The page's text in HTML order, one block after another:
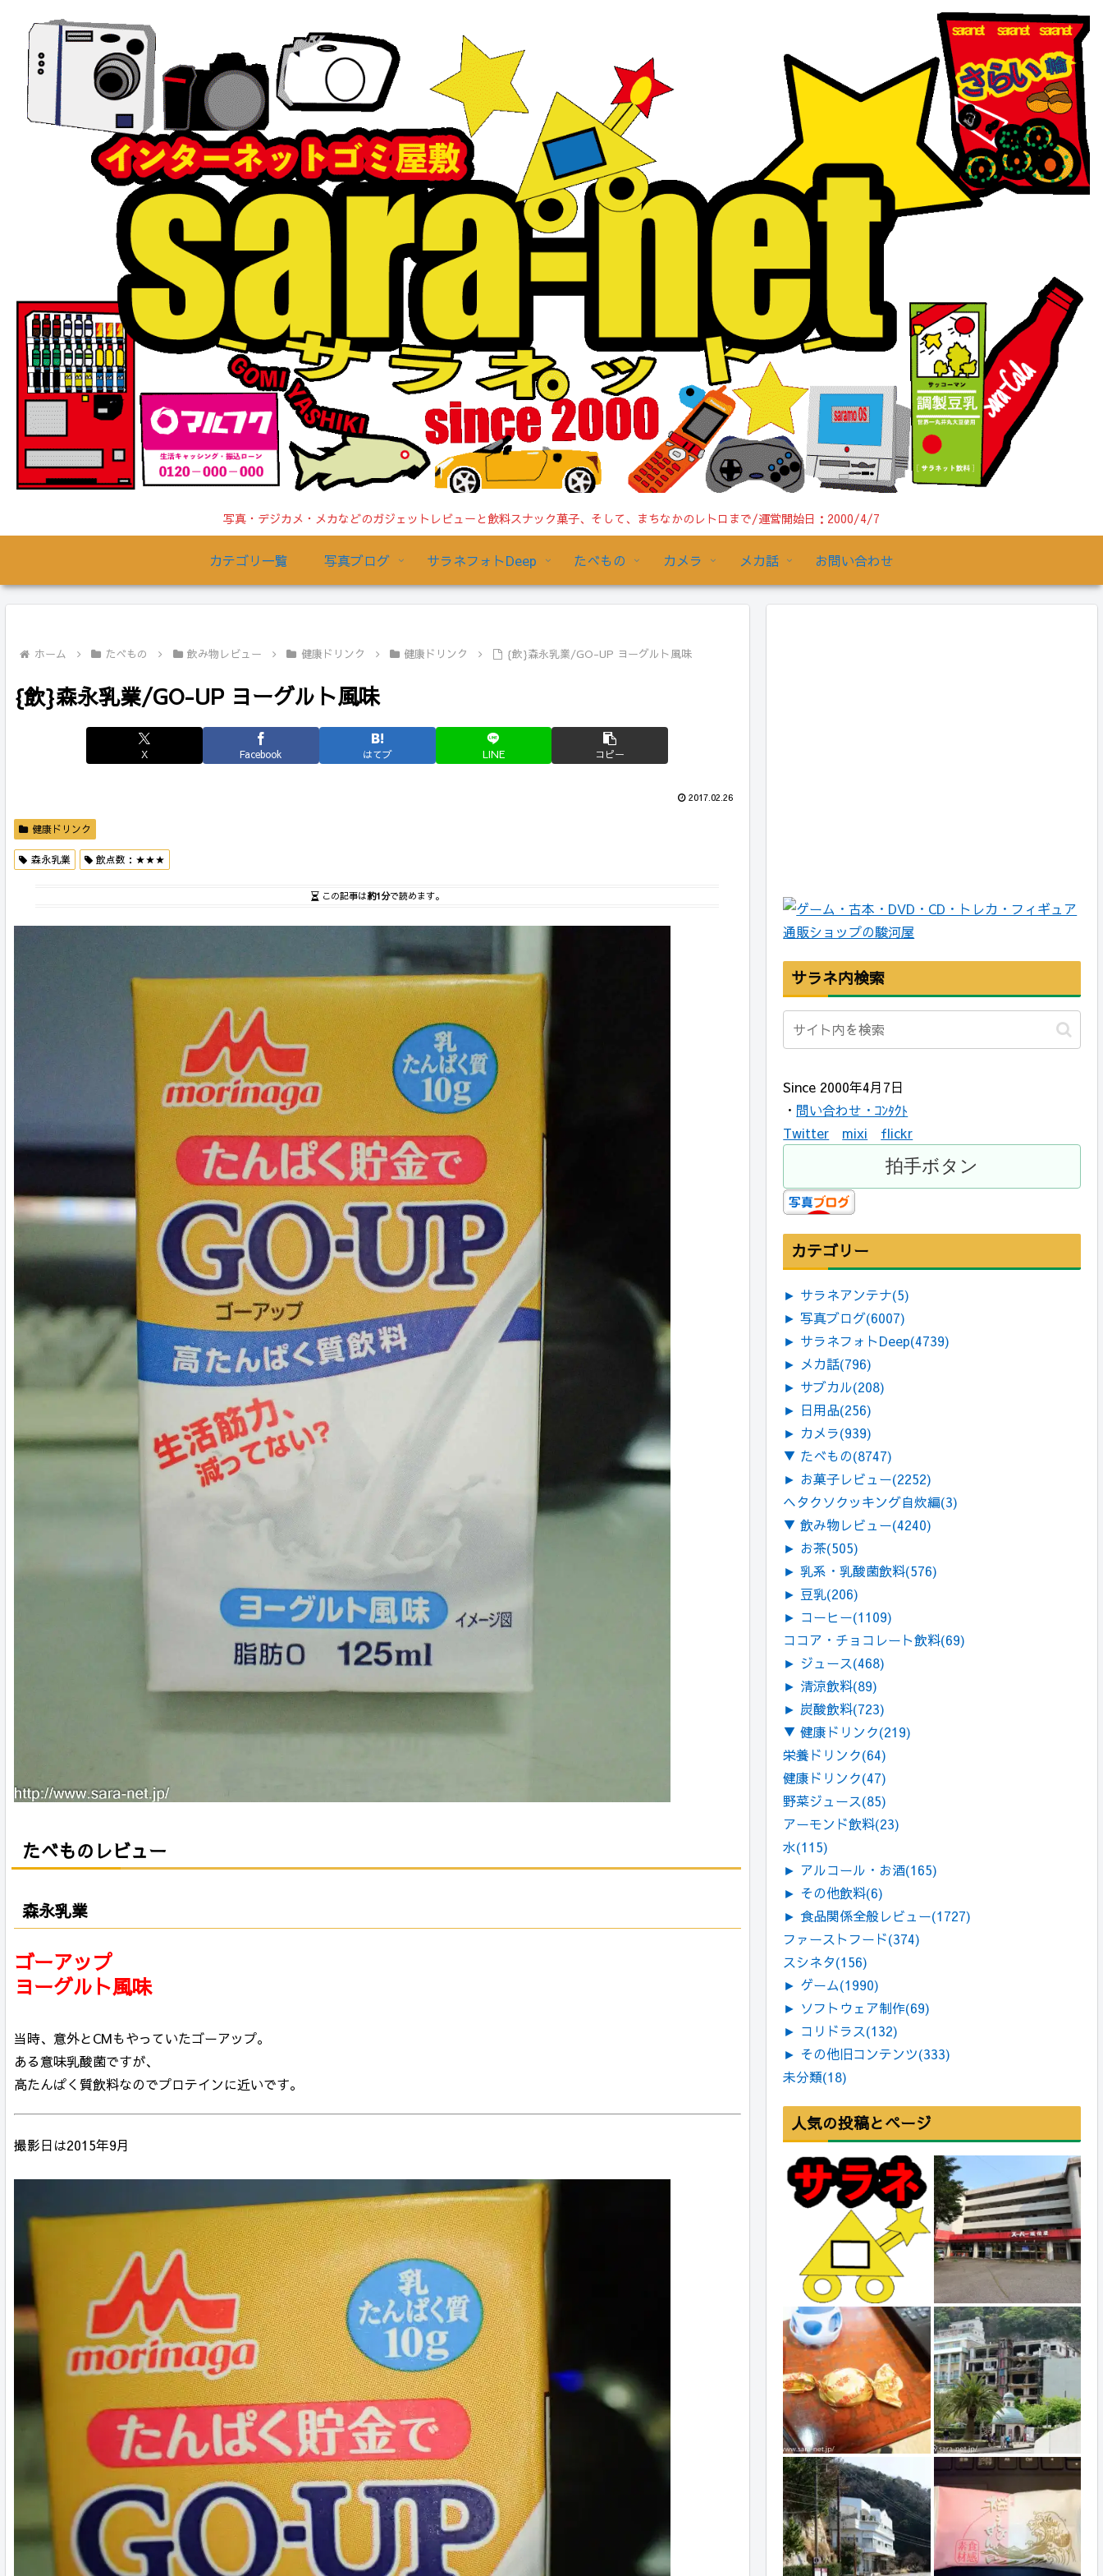
写真・デジカメ・メカなどのガジェットレビューと飲料スナック菓子、そして、まちなかのレトロまで/運営開始日：2000/4/7
カテゴリ一覧 写真ブログ サラネフォトDeep たべもの カメラ メカ話 お問い合わせ
ホーム たべもの 飲み物レビュー 健康ドリンク 健康ドリンク {飲}森永乳業/GO-UP ヨーグルト風味
{飲}森永乳業/GO-UP ヨーグルト風味
X Facebook はてブ LINE コピー
2017.02.26
健康ドリンク
森永乳業 飲点数：★★★
この記事は約1分で読めます。
たべものレビュー
森永乳業
ゴーアップ
ヨーグルト風味
当時、意外とCMもやっていたゴーアップ。
ある意味乳酸菌ですが、
高たんぱく質飲料なのでプロテインに近いです。
撮影日は2015年9月
サラネ内検索
Since 2000年4月7日
・ 問い合わせ・ｺﾝﾀｸﾄ
Twitter
mixi flickr
カテゴリー
► サラネアンテナ(5)
► 写真ブログ(6007)
► サラネフォトDeep(4739)
► メカ話(796)
► サブカル(208)
► 日用品(256)
► カメラ(939)
▼ たべもの(8747)
► お菓子レビュー(2252)
ヘタクソクッキング自炊編(3)
▼ 飲み物レビュー(4240)
► お茶(505)
► 乳系・乳酸菌飲料(576)
► 豆乳(206)
► コーヒー(1109)
ココア・チョコレート飲料(69)
► ジュース(468)
► 清涼飲料(89)
► 炭酸飲料(723)
▼ 健康ドリンク(219)
栄養ドリンク(64)
健康ドリンク(47)
野菜ジュース(85)
アーモンド飲料(23)
水(115)
► アルコール・お酒(165)
► その他飲料(6)
► 食品関係全般レビュー(1727)
ファーストフード(374)
スシネタ(156)
► ゲーム(1990)
► ソフトウェア制作(69)
► コリドラス(132)
► その他旧コンテンツ(333)
未分類(18)
人気の投稿とページ